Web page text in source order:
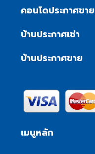
คอนโดประกาศขาย
บ้านประกาศเช่า
บ้านประกาศขาย
เมนูหลัก